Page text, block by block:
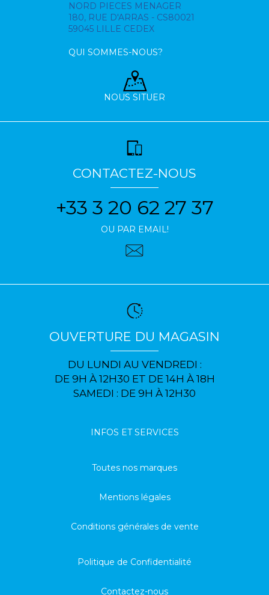
NORD PIECES MENAGER
180, RUE D'ARRAS - CS80021
59045 LILLE CEDEX
QUI SOMMES-NOUS?
NOUS SITUER
CONTACTEZ-NOUS
+33 3 20 62 27 37
OU PAR EMAIL!
OUVERTURE DU MAGASIN
DU LUNDI AU VENDREDI :
DE 9H À 12H30 ET DE 14H À 18H
SAMEDI : DE 9H À 12H30
INFOS ET SERVICES
Toutes nos marques
Mentions légales
Conditions générales de vente
Politique de Confidentialité
Contactez-nous